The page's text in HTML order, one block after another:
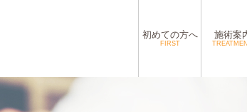
初めての方へ
FIRST
施術案